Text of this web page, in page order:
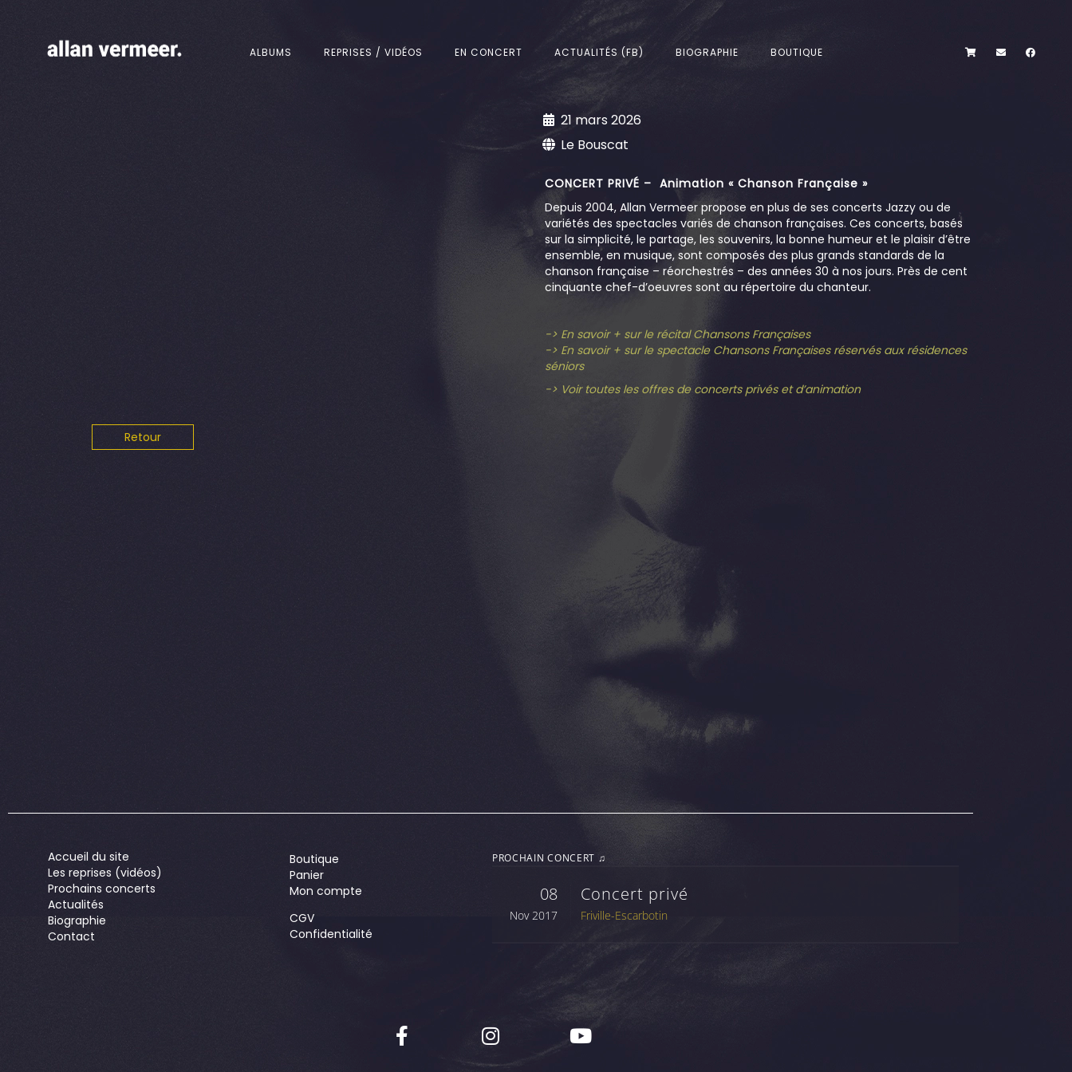
ALBUMS REPRISES / VIDÉOS EN CONCERT ACTUALITÉS (FB) BIOGRAPHIE BOUTIQUE
21 mars 2026
Le Bouscat
CONCERT PRIVÉ – Animation « Chanson Française »
Depuis 2004, Allan Vermeer propose en plus de ses concerts Jazzy ou de
variétés des spectacles variés de chanson françaises. Ces concerts, basés
sur la simplicité, le partage, les souvenirs, la bonne humeur et le plaisir d’être
ensemble, en musique, sont composés des plus grands standards de la
chanson française – réorchestrés – des années 30 à nos jours. Près de cent
cinquante chef-d’oeuvres sont au répertoire du chanteur.
-> En savoir + sur le récital Chansons Françaises
-> En savoir + sur le spectacle Chansons Françaises réservés aux résidences
séniors
-> Voir toutes les offres de concerts privés et d’animation
Retour
Accueil du site
Les reprises (vidéos)
Prochains concerts
Actualités
Biographie
Contact
Boutique
Panier
Mon compte
CGV
Confidentialité
PROCHAIN CONCERT ♫
08
Nov 2017
Concert privé
Friville-Escarbotin